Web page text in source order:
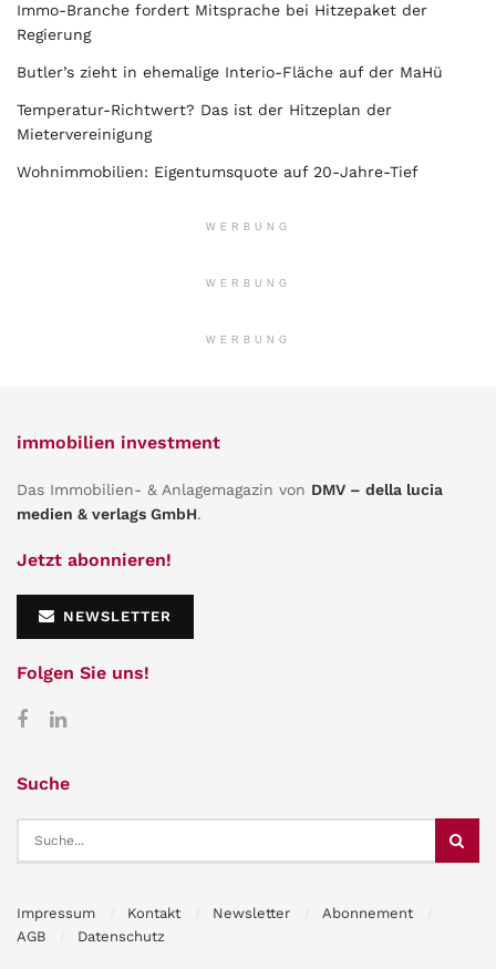
Immo-Branche fordert Mitsprache bei Hitzepaket der
Regierung
Butler’s zieht in ehemalige Interio-Fläche auf der MaHü
Temperatur-Richtwert? Das ist der Hitzeplan der
Mietervereinigung
Wohnimmobilien: Eigentumsquote auf 20-Jahre-Tief
WERBUNG
WERBUNG
WERBUNG
immobilien investment
Das Immobilien- & Anlagemagazin von DMV – della lucia
medien & verlags GmbH.
Jetzt abonnieren!
NEWSLETTER
Folgen Sie uns!
Suche
Impressum Kontakt Newsletter
Abonnement
AGB
Datenschutz